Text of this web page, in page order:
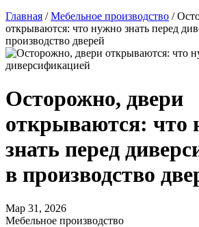
Главная /Мебельное производство /
открываются: что нужно знать перед
производство дверей
Осторожно, двери
открываются: что
знать перед
в производство
Мар 31, 2026
Мебельное производство